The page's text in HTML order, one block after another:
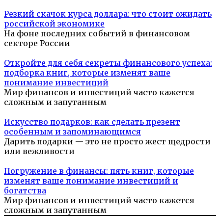
Резкий скачок курса доллара: что стоит ожидать
российской экономике
На фоне последних событий в финансовом
секторе России
Откройте для себя секреты финансового успеха:
подборка книг, которые изменят ваше
понимание инвестиций
Мир финансов и инвестиций часто кажется
сложным и запутанным
Искусство подарков: как сделать презент
особенным и запоминающимся
Дарить подарки — это не просто жест щедрости
или вежливости
Погружение в финансы: пять книг, которые
изменят ваше понимание инвестиций и
богатства
Мир финансов и инвестиций часто кажется
сложным и запутанным